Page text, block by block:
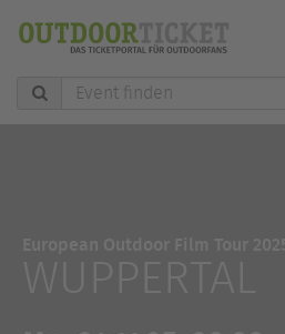
Event
finden